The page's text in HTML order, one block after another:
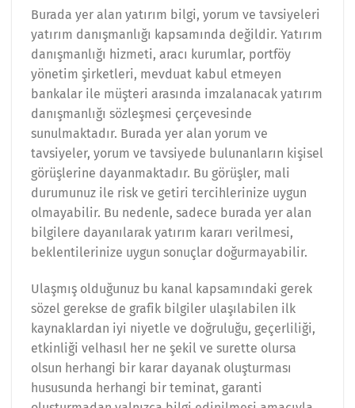
Burada yer alan yatırım bilgi, yorum ve tavsiyeleri
yatırım danışmanlığı kapsamında değildir. Yatırım
danışmanlığı hizmeti, aracı kurumlar, portföy
yönetim şirketleri, mevduat kabul etmeyen
bankalar ile müşteri arasında imzalanacak yatırım
danışmanlığı sözleşmesi çerçevesinde
sunulmaktadır. Burada yer alan yorum ve
tavsiyeler, yorum ve tavsiyede bulunanların kişisel
görüşlerine dayanmaktadır. Bu görüşler, mali
durumunuz ile risk ve getiri tercihlerinize uygun
olmayabilir. Bu nedenle, sadece burada yer alan
bilgilere dayanılarak yatırım kararı verilmesi,
beklentilerinize uygun sonuçlar doğurmayabilir.
Ulaşmış olduğunuz bu kanal kapsamındaki gerek
sözel gerekse de grafik bilgiler ulaşılabilen ilk
kaynaklardan iyi niyetle ve doğruluğu, geçerliliği,
etkinliği velhasıl her ne şekil ve surette olursa
olsun herhangi bir karar dayanak oluşturması
hususunda herhangi bir teminat, garanti